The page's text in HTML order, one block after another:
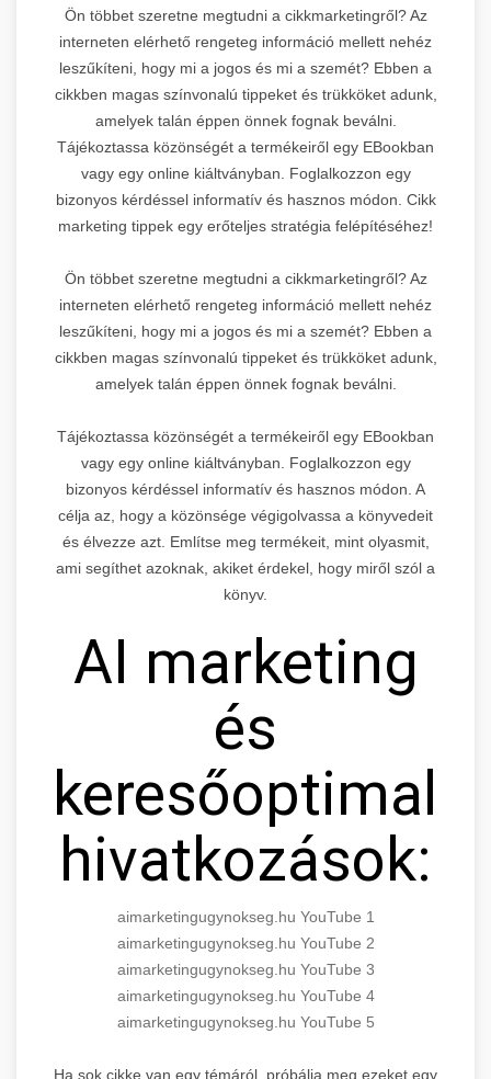
Ön többet szeretne megtudni a cikkmarketingről? Az
interneten elérhető rengeteg információ mellett nehéz
leszűkíteni, hogy mi a jogos és mi a szemét? Ebben a
cikkben magas színvonalú tippeket és trükköket adunk,
amelyek talán éppen önnek fognak beválni.
Tájékoztassa közönségét a termékeiről egy EBookban
vagy egy online kiáltványban. Foglalkozzon egy
bizonyos kérdéssel informatív és hasznos módon. Cikk
marketing tippek egy erőteljes stratégia felépítéséhez!
Ön többet szeretne megtudni a cikkmarketingről? Az
interneten elérhető rengeteg információ mellett nehéz
leszűkíteni, hogy mi a jogos és mi a szemét? Ebben a
cikkben magas színvonalú tippeket és trükköket adunk,
amelyek talán éppen önnek fognak beválni.
Tájékoztassa közönségét a termékeiről egy EBookban
vagy egy online kiáltványban. Foglalkozzon egy
bizonyos kérdéssel informatív és hasznos módon. A
célja az, hogy a közönsége végigolvassa a könyvedeit
és élvezze azt. Említse meg termékeit, mint olyasmit,
ami segíthet azoknak, akiket érdekel, hogy miről szól a
könyv.
AI marketing
és
hivatkozások:
aimarketingugynokseg.hu YouTube 1
aimarketingugynokseg.hu YouTube 2
aimarketingugynokseg.hu YouTube 3
aimarketingugynokseg.hu YouTube 4
aimarketingugynokseg.hu YouTube 5
Ha sok cikke van egy témáról, próbálja meg ezeket egy